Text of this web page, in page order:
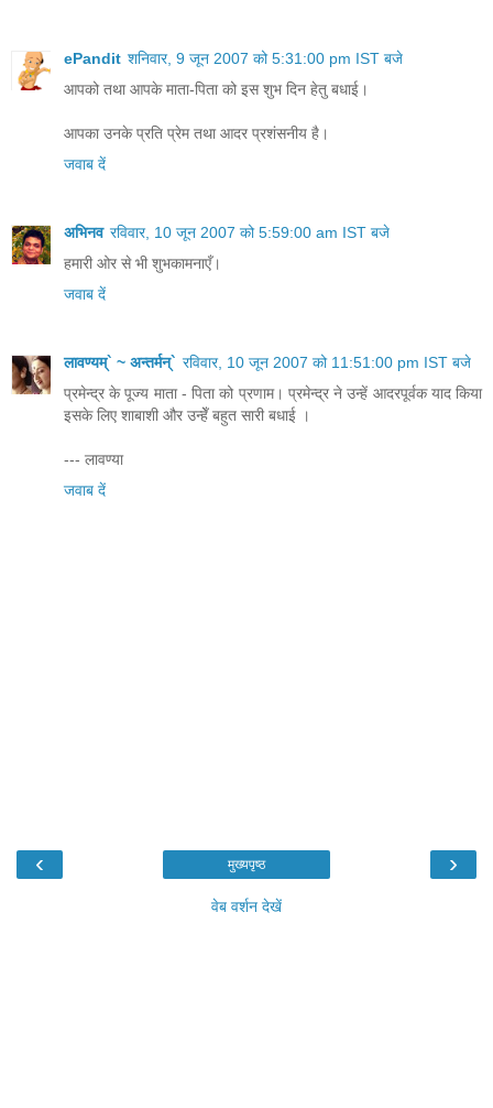
ePandit शनिवार, 9 जून 2007 को 5:31:00 pm IST बजे
आपको तथा आपके माता-पिता को इस शुभ दिन हेतु बधाई।
आपका उनके प्रति प्रेम तथा आदर प्रशंसनीय है।
जवाब दें
अभिनव रविवार, 10 जून 2007 को 5:59:00 am IST बजे
हमारी ओर से भी शुभकामनाएँ।
जवाब दें
लावण्यम्` ~ अन्तर्मन्` रविवार, 10 जून 2007 को 11:51:00 pm IST बजे
प्रमेन्द्र के पूज्य माता - पिता को प्रणाम। प्रमेन्द्र ने उन्हें आदरपूर्वक याद किया
इसके लिए शाबाशी और उन्हेँ बहुत सारी बधाई ।
--- लावण्या
जवाब दें
‹ ›
मुख्यपृष्ठ
वेब वर्शन देखें